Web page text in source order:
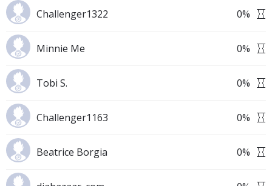
Challenger1322 0%
Minnie Me 0%
Tobi S. 0%
Challenger1163 0%
Beatrice Borgia 0%